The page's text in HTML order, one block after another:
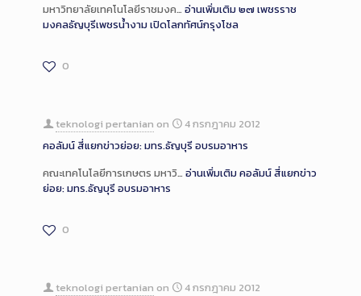
มหาวิทยาลัยเทคโนโลยีราชมงค… อ่านเพิ่มเติม๒๗ เพชรราช
มงคลธัญบุรีเพชรน้ำงาม เปิดโลกทัศน์กรุงโซล
0
teknologi pertanian on
4 กรกฎาคม 2012
คอลัมน์ สี่แยกข่าวย่อย: มทร.ธัญบุรี อบรมอาหาร
คณะเทคโนโลยีการเกษตร มหาวิ… อ่านเพิ่มเติมคอลัมน์ สี่แยกข่าว
ย่อย: มทร.ธัญบุรี อบรมอาหาร
0
teknologi pertanian on
4 กรกฎาคม 2012